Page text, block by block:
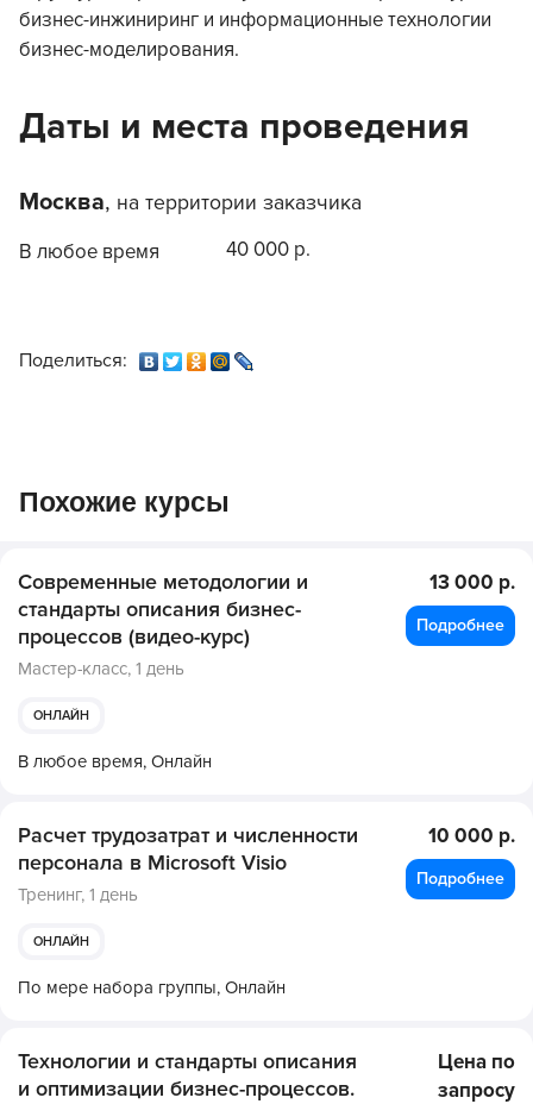
бизнес-инжиниринг и информационные технологии
бизнес-моделирования.
Даты и места проведения
Москва, на территории заказчика
В любое время 40 000 р.
Поделиться:
Похожие курсы
Современные методологии и
стандарты описания бизнес-
процессов (видео-курс)
Мастер-класс, 1 день
ОНЛАЙН
В любое время, Онлайн
13 000 р.
Подробнее
Расчет трудозатрат и численности
персонала в Microsoft Visio
Тренинг, 1 день
ОНЛАЙН
По мере набора группы, Онлайн
10 000 р.
Подробнее
Технологии и стандарты описания
и оптимизации бизнес-процессов.
Цена по
запросу